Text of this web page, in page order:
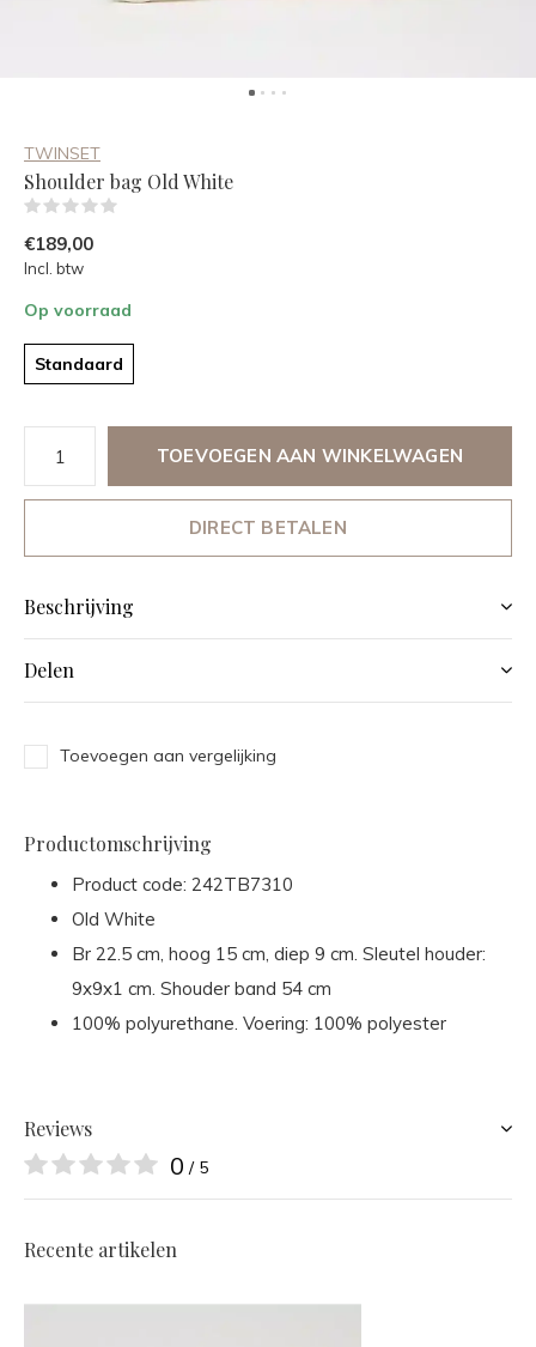
TWINSET
Shoulder bag Old White
€189,00
Incl. btw
Op voorraad
Standaard
TOEVOEGEN AAN WINKELWAGEN
DIRECT BETALEN
Beschrijving
Delen
Toevoegen aan vergelijking
Productomschrijving
Product code: 242TB7310
Old White
Br 22.5 cm, hoog 15 cm, diep 9 cm. Sleutel houder:
9x9x1 cm. Shouder band 54 cm
100% polyurethane. Voering: 100% polyester
Reviews
0 / 5
Recente artikelen